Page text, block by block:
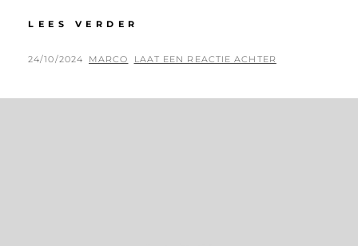
LEES VERDER
GEPLAATST
24/10/2024 BY
MARCO LAAT EEN REACTIE ACHTER